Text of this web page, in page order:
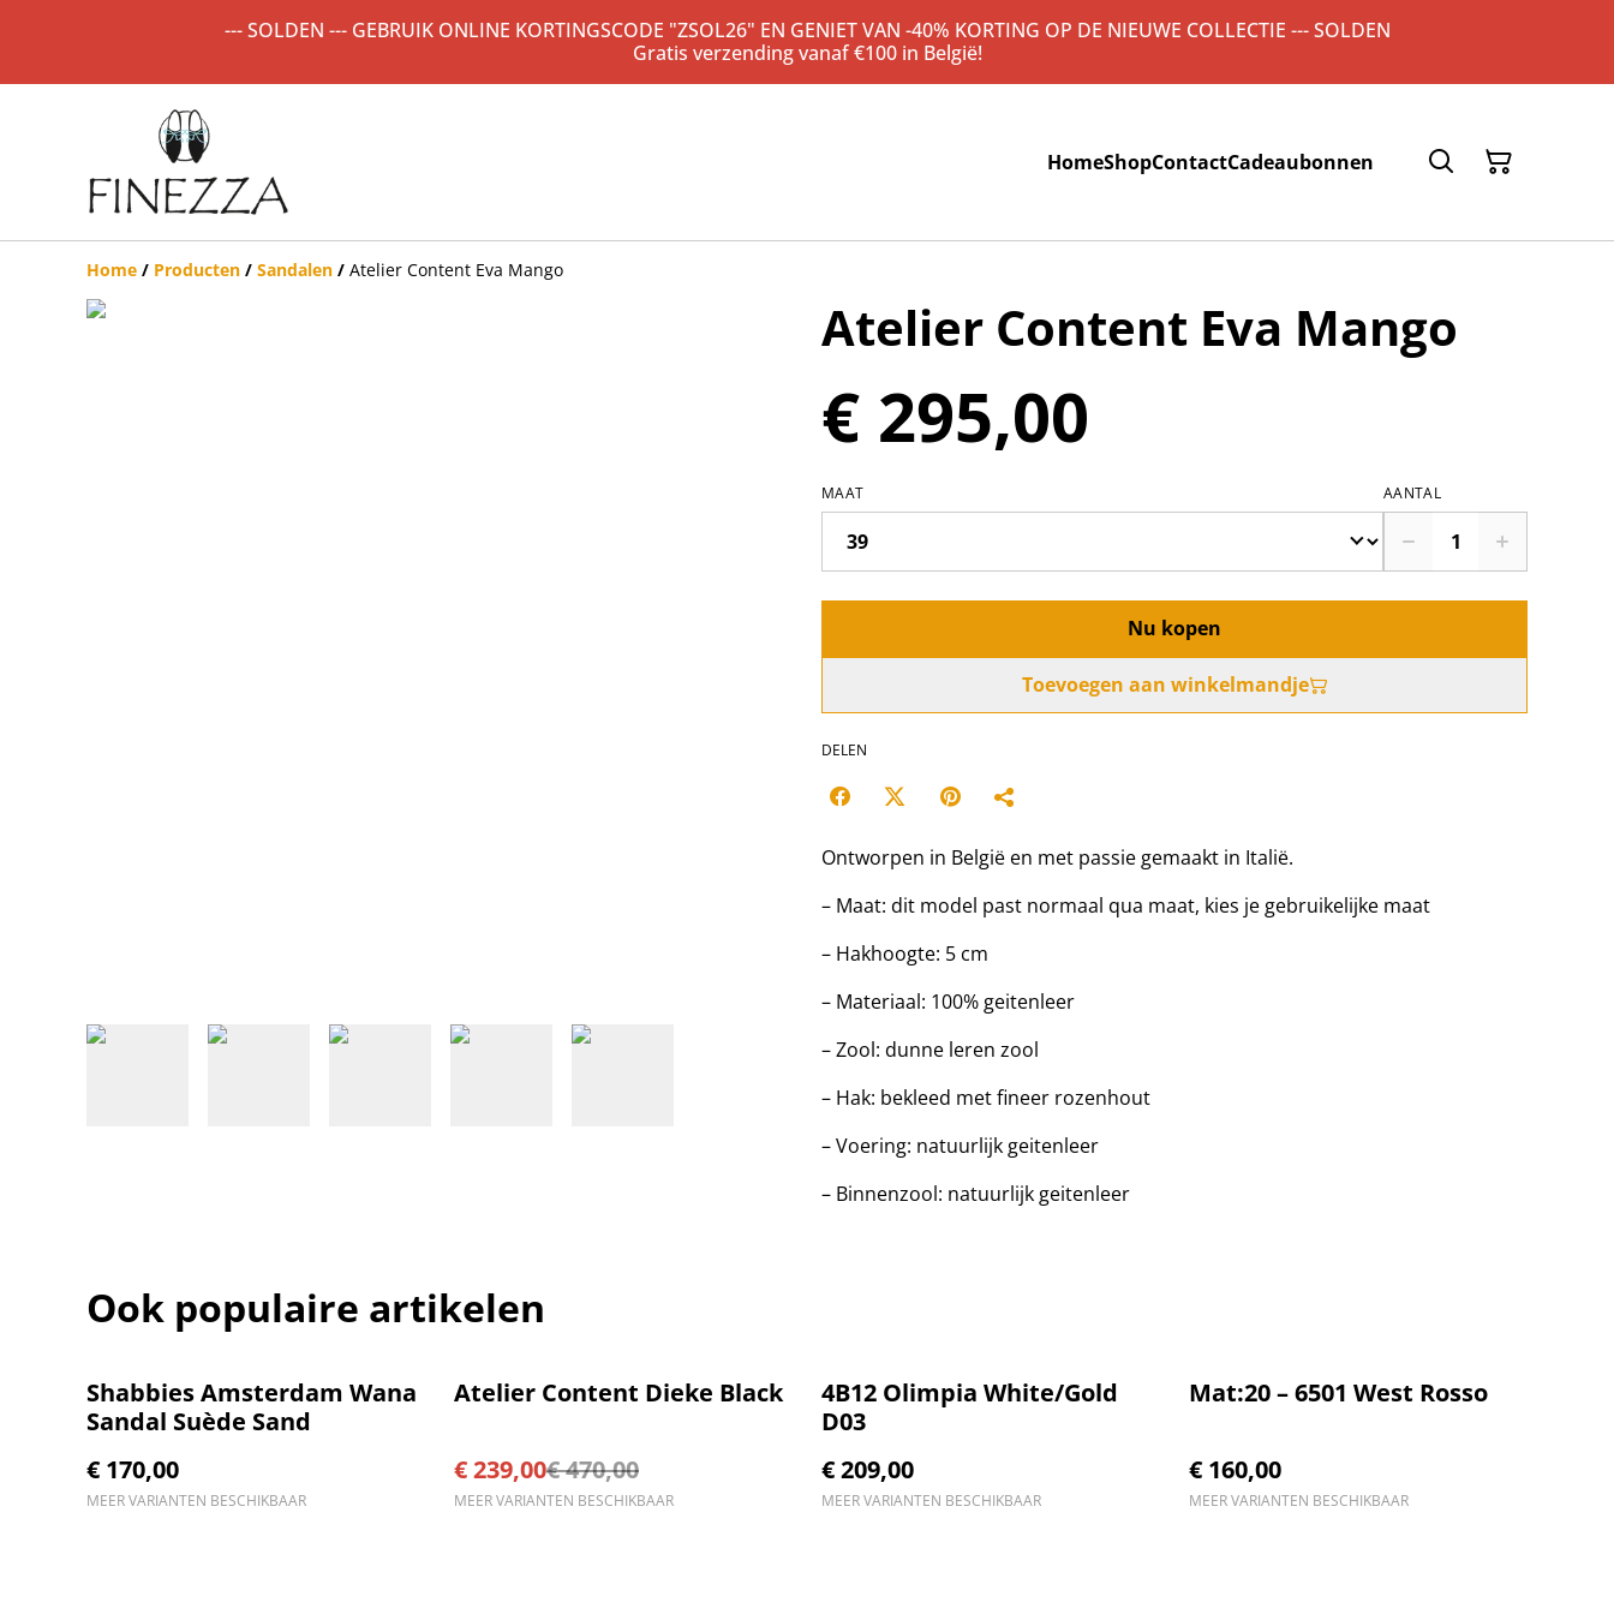
--- SOLDEN --- GEBRUIK ONLINE KORTINGSCODE "ZSOL26" EN GENIET VAN -40% KORTING OP DE NIEUWE COLLECTIE --- SOLDEN
Gratis verzending vanaf €100 in België!
HomeShopContactCadeaubonnen
Home / Producten / Sandalen / Atelier Content Eva Mango
Atelier Content Eva Mango
€ 295,00
MAAT AANTAL
Nu kopen
Toevoegen aan winkelmandje
DELEN
Ontworpen in België en met passie gemaakt in Italië.
– Maat: dit model past normaal qua maat, kies je gebruikelijke maat
– Hakhoogte: 5 cm
– Materiaal: 100% geitenleer
– Zool: dunne leren zool
– Hak: bekleed met fineer rozenhout
– Voering: natuurlijk geitenleer
– Binnenzool: natuurlijk geitenleer
Ook populaire artikelen
Shabbies Amsterdam Wana
Sandal Suède Sand
€ 170,00
MEER VARIANTEN BESCHIKBAAR
%
Atelier Content Dieke Black
€ 239,00€ 470,00
MEER VARIANTEN BESCHIKBAAR
4B12 Olimpia White/Gold
D03
€ 209,00
MEER VARIANTEN BESCHIKBAAR
Mat:20 – 6501 West Rosso
€ 160,00
MEER VARIANTEN BESCHIKBAAR